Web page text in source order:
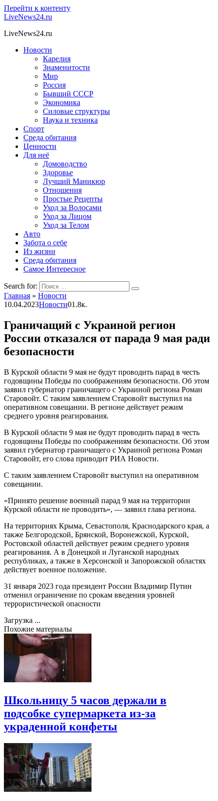
Перейти к контенту
LiveNews24.ru
LiveNews24.ru
Новости
Карелия
Знаменитости
Мир
Россия
Бывший СССР
Экономика
Силовые структуры
Наука и техника
Спорт
Среда обитания
Ценности
Для неё
Домоводство
Здоровье
Лучший Маникюр
Отношения
Простые Рецепты
Уход за Волосами
Уход за Лицом
Уход за Телом
Авто
Забота о себе
Из жизни
Среда обитания
Самое Интересное
Search for:
Главная » Новости
10.04.2023Новости01.8к.
Граничащий с Украиной регион
России отказался от парада 9 мая ради
безопасности
В Курской области 9 мая не будут проводить парад в честь
годовщины Победы по соображениям безопасности. Об этом
заявил губернатор граничащего с Украиной региона Роман
Старовойт. С таким заявлением Старовойт выступил на
оперативном совещании. В регионе действует режим
среднего уровня реагирования.
В Курской области 9 мая не будут проводить парад в честь
годовщины Победы по соображениям безопасности. Об этом
заявил губернатор граничащего с Украиной региона Роман
Старовойт, его слова приводит РИА Новости.
С таким заявлением Старовойт выступил на оперативном
совещании.
«Принято решение военный парад 9 мая на территории
Курской области не проводить», — заявил глава региона.
На территориях Крыма, Севастополя, Краснодарского края, а
также Белгородской, Брянской, Воронежской, Курской,
Ростовской областей действует режим среднего уровня
реагирования. А в Донецкой и Луганской народных
республиках, а также в Херсонской и Запорожской областях
действует военное положение.
31 января 2023 года президент России Владимир Путин
отменил ограничение по срокам введения уровней
террористической опасности
Загрузка ...
Похожие материалы
Школьницу 5 часов держали в
подсобке супермаркета из-за
украденной конфеты